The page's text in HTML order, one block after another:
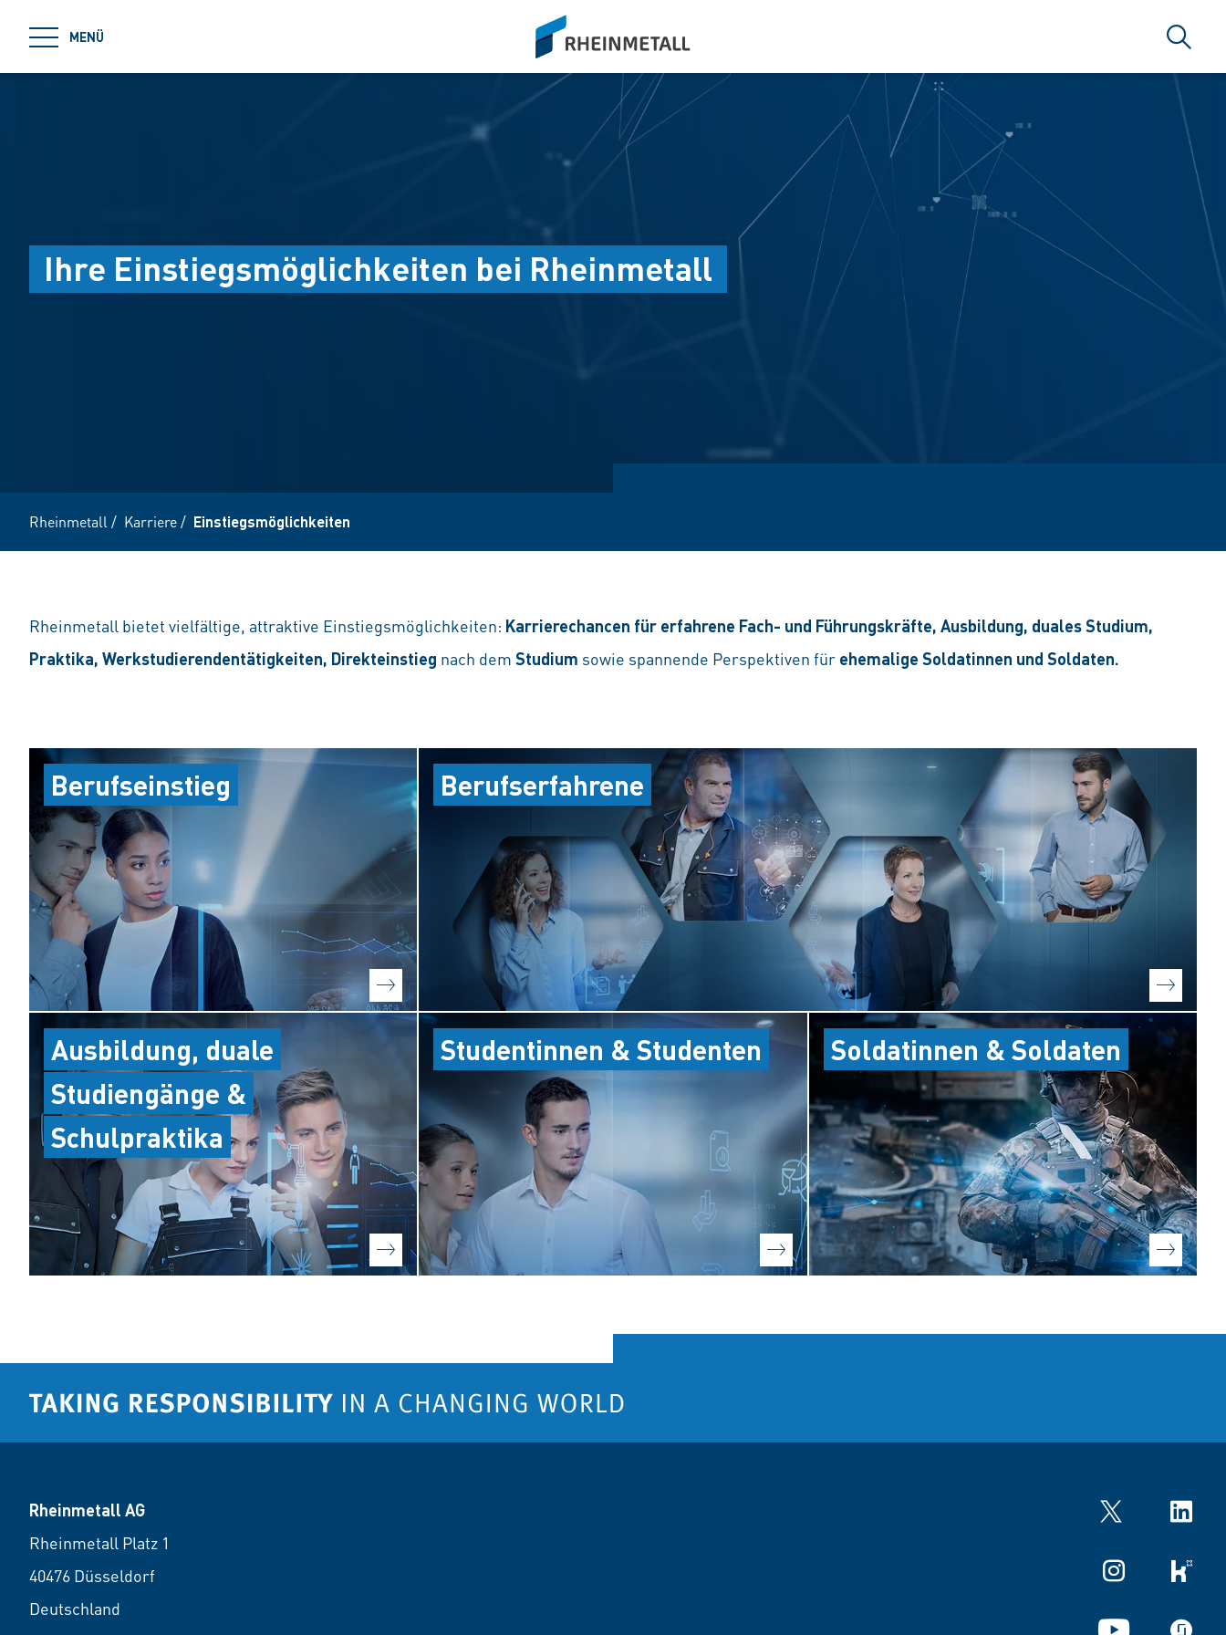
MENÜ
siteLogo
Suche
Ihre Einstiegsmöglichkeiten bei Rheinmetall
Rheinmetall / Karriere/ Einstiegsmöglichkeiten
Rheinmetall bietet vielfältige, attraktive Einstiegsmöglichkeiten: Karrierechancen für erfahrene Fach- und Führungskräfte, Ausbildung, duales Studium,
Praktika, Werkstudierendentätigkeiten, Direkteinstieg nach dem Studium sowie spannende Perspektiven für ehemalige Soldatinnen und Soldaten.
Berufseinstieg Berufserfahrene
Ausbildung, duale
Studiengänge &
Schulpraktika
Studentinnen & Studenten Soldatinnen & Soldaten
Rheinmetall AG
Rheinmetall Platz 1
40476 Düsseldorf
Deutschland
Twitter LinkedIn
Instagram kununu
YouTube